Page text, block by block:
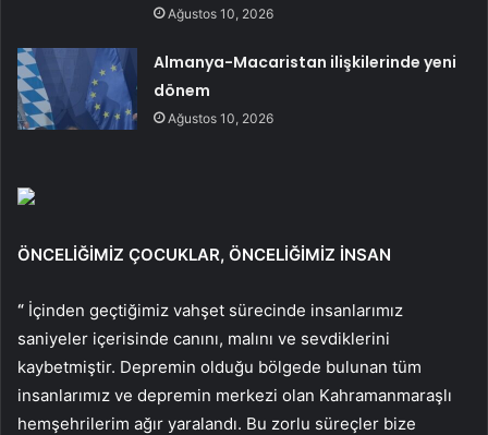
Ağustos 10, 2026
Almanya-Macaristan ilişkilerinde yeni
dönem
Ağustos 10, 2026
ÖNCELİĞİMİZ ÇOCUKLAR, ÖNCELİĞİMİZ İNSAN
“ İçinden geçtiğimiz vahşet sürecinde insanlarımız
saniyeler içerisinde canını, malını ve sevdiklerini
kaybetmiştir. Depremin olduğu bölgede bulunan tüm
insanlarımız ve depremin merkezi olan Kahramanmaraşlı
hemşehrilerim ağır yaralandı. Bu zorlu süreçler bize